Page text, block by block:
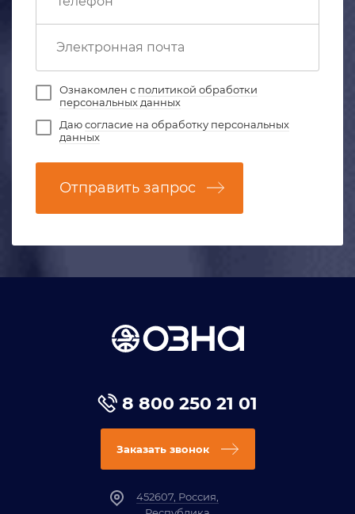
Ознакомлен с политикой обработки
персональных данных
Даюсогласие на обработку персональных
данных
Отправить запрос
8 800 250 21 01
Заказать звонок
452607, Россия,